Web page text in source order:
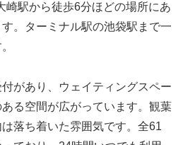
崎駅から徒歩6分ほどの場所にあ
。ターミナル駅の池袋駅まで一
があり、ウェイティングスペー
る空間が広がっています。観葉
落ち着いた雰囲気です。全61